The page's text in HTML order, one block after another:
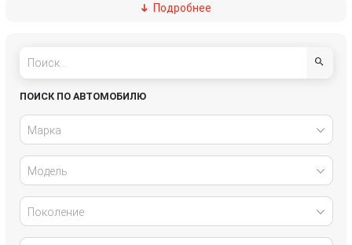
Dodge
Подробнее
ПОИСК ПО АВТОМОБИЛЮ
Марка
Модель
Поколение